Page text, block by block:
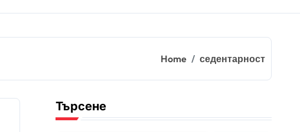
Home седентарност
Търсене